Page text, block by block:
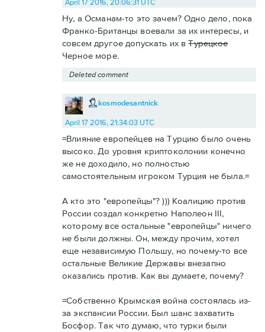
April 17 2016, 20:06:31 UTC
Ну, а Османам-то это зачем? Одно дело, пока
Франко-Британцы воевали за их интересы, и
совсем другое допускать их вТурецкое
Черное море.
Deleted comment
kosmodesantnick
April 17 2016, 21:34:03 UTC
=Влияние европейцев на Турцию было очень
высоко. До уровня криптоколонии конечно
же не доходило, но полностью
самостоятельным игроком Турция не была.=
А кто это "европейцы"? ))) Коалицию против
России создал конкретно Наполеон III,
которому все остальные "европейцы" ничего
не были должны. Он, между прочим, хотел
еще независимую Польшу, но почему-то все
остальные Великие Державы внезапно
оказались против. Как вы думаете, почему?
=Собственно Крымская война состоялась из-
за экспансии России. Был шанс захватить
Босфор. Так что думаю, что турки были